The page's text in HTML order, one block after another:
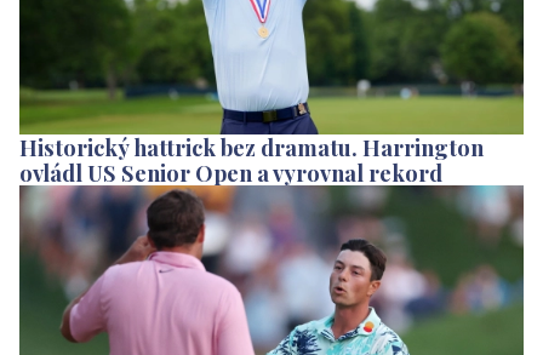
Historický hattrick bez dramatu. Harrington
ovládl US Senior Open a vyrovnal rekord